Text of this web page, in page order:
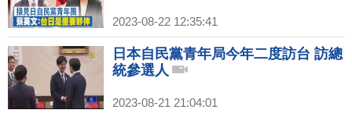
2023-08-22 12:35:41
日本自民黨青年局今年二度訪台 訪總
統參選人
2023-08-21 21:04:01